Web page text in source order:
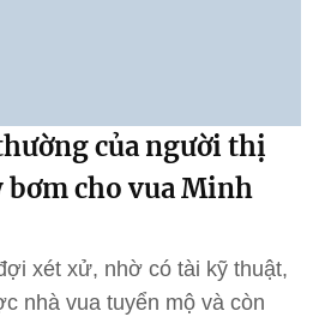
của người thị
bơm cho vua Minh
xét xử, nhờ có tài kỹ thuật,
nhà vua tuyển mộ và còn